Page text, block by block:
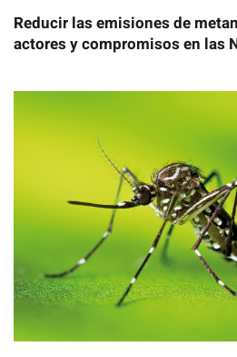
Reducir las emisiones de
actores y compromisos en las